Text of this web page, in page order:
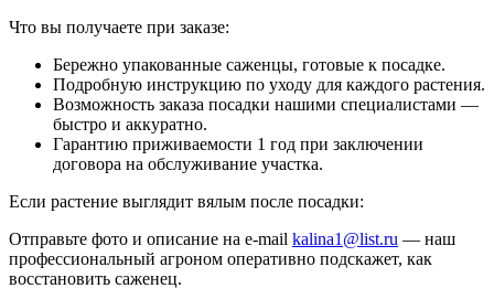
Что вы получаете при заказе:
Бережно упакованные саженцы, готовые к посадке.
Подробную инструкцию по уходу для каждого растения.
Возможность заказа посадки нашими специалистами —
быстро и аккуратно.
Гарантию приживаемости 1 год при заключении
договора на обслуживание участка.
Если растение выглядит вялым после посадки:
Отправьте фото и описание на e-mail kalina1@list.ru — наш
профессиональный агроном оперативно подскажет, как
восстановить саженец.